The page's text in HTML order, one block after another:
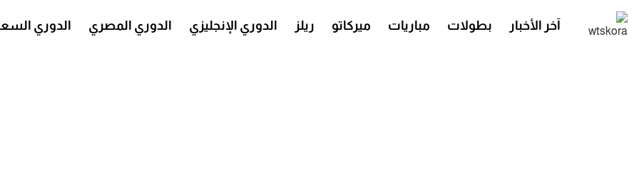
آخر الأخبار بطولات مباريات ميركاتو ريلز الدوري الإنجليزي الدوري المصري الدوري